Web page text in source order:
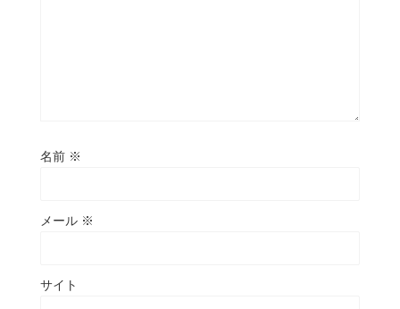
名前 ※
メール ※
サイト